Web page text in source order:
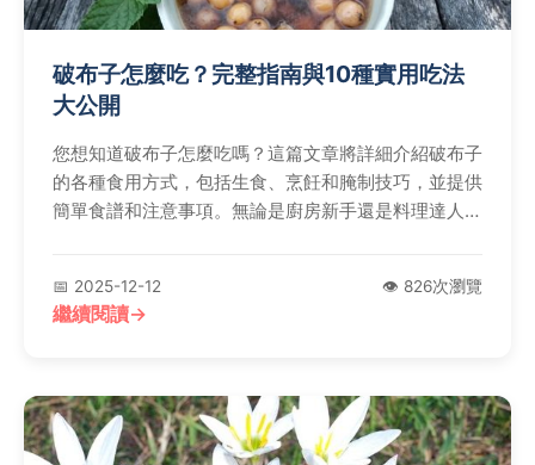
破布子怎麼吃？完整指南與10種實用吃法
大公開
您想知道破布子怎麼吃嗎？這篇文章將詳細介紹破布子
的各種食用方式，包括生食、烹飪和腌制技巧，並提供
簡單食譜和注意事項。無論是廚房新手還是料理達人，
📅 2025-12-12 👁️ 826次瀏覽
繼續閱讀